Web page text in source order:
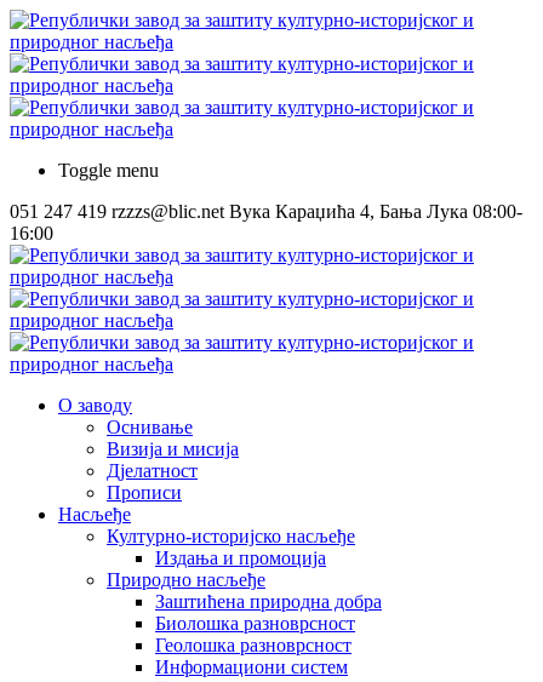
Toggle menu
051 247 419 rzzzs@blic.net Вука Караџића 4, Бања Лука 08:00-
16:00
О заводу
Оснивање
Визија и мисија
Дјелатност
Прописи
Насљеђе
Културно-историјско насљеђе
Издања и промоција
Природно насљеђе
Заштићена природна добра
Биолошка разноврсност
Геолошка разноврсност
Информациони систем